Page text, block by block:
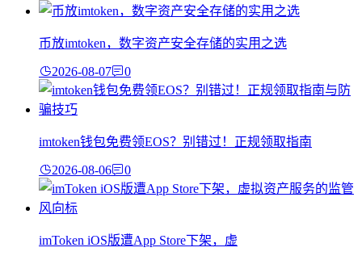
币放imtoken，数字资产安全存储的实用之选
2026-08-07 0
imtoken钱包免费领EOS？别错过！正规领取指南
2026-08-06 0
imToken iOS版遭App Store下架，虚